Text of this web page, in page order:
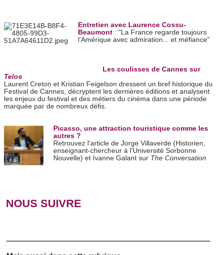
Entretien avec Laurence Cossu-
Beaumont : "La France regarde toujours
l'Amérique avec admiration... et méfiance"
Les coulisses de Cannes sur
Telos
Laurent Creton et Kristian Feigelson dressent un bref historique du
Festival de Cannes, décryptent les dernières éditions et analysent
les enjeux du festival et des métiers du cinéma dans une période
marquée par de nombreux défis.
Picasso, une attraction touristique comme les
autres ?
Retrouvez l'article de Jorge Villaverde (Historien,
enseignant-chercheur à l'Université Sorbonne
Nouvelle) et Ivanne Galant sur The Conversation
NOUS SUIVRE